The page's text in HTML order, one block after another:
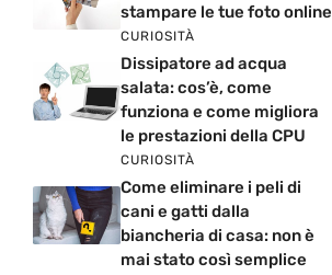
stampare le tue foto online
CURIOSITÀ
Dissipatore ad acqua
salata: cos’è, come
funziona e come migliora
le prestazioni della CPU
CURIOSITÀ
Come eliminare i peli di
cani e gatti dalla
biancheria di casa: non è
mai stato così semplice